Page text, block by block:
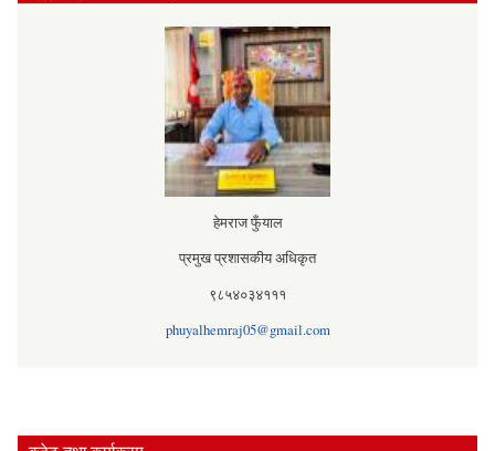
हेमराज फुँयाल
प्रमुख प्रशासकीय अधिकृत
९८५४०३४१११
phuyalhemraj05@gmail.com